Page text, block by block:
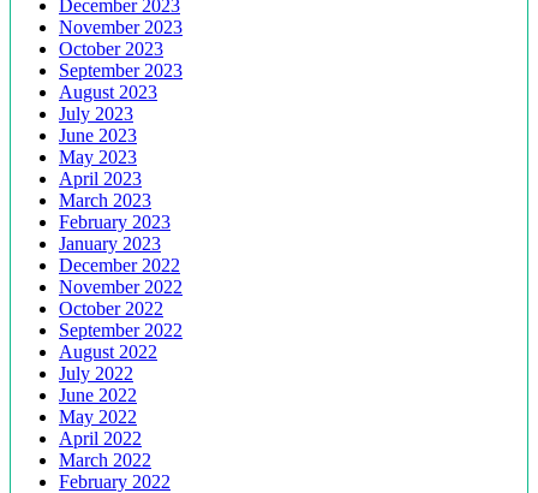
December 2023
November 2023
October 2023
September 2023
August 2023
July 2023
June 2023
May 2023
April 2023
March 2023
February 2023
January 2023
December 2022
November 2022
October 2022
September 2022
August 2022
July 2022
June 2022
May 2022
April 2022
March 2022
February 2022